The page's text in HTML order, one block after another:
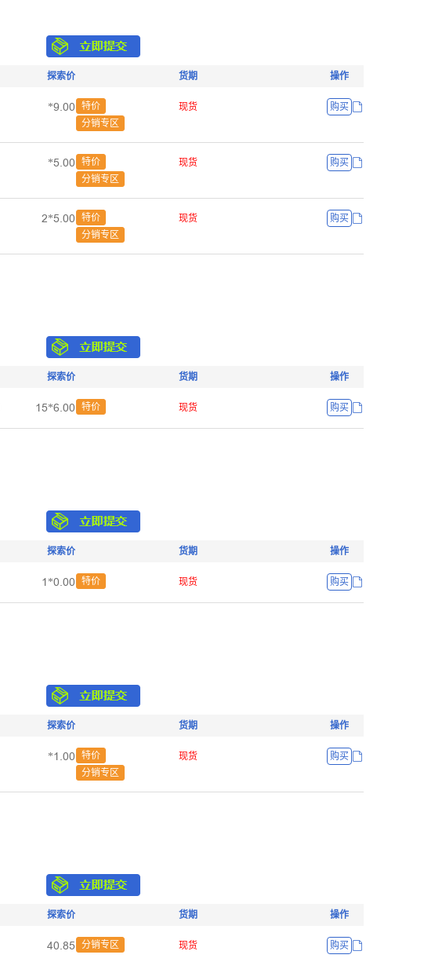
探索价 货期 操作
*Žŕŏŏ
特价
分销专区
现货 购买
*Ūŕŏŏ
特价
分销专区
现货 购买
Ĥ*Ūŕŏŏ
特价
分销专区
现货 购买
探索价 货期 操作
ȜŪ*Īŕŏŏ 特价 现货 购买
探索价 货期 操作
Ȝ*ŏŕŏŏ 特价 现货 购买
探索价 货期 操作
*Ȝŕŏŏ
特价
分销专区
现货 购买
探索价 货期 操作
ȦŏŕȤŪ 分销专区 现货 购买